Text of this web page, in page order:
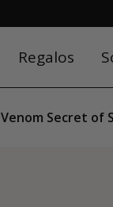
Regalos
Venom Secret of